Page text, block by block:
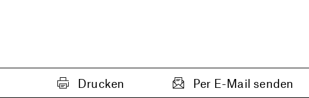
Drucken Per E-Mail senden